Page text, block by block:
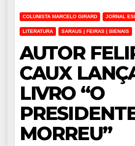
COLUNISTA MARCELO GIRARD JORNAL
LITERATURA SARAUS | FEIRAS | BIENAIS
AUTOR
CAUX
LIVRO “O
MORREU”